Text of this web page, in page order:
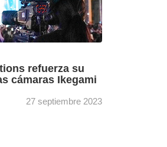
refuerza su
cámaras Ikegami
27 septiembre 2023